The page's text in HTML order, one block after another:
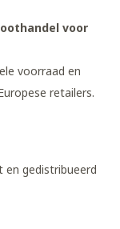
voor
voorraad en
retailers.
gedistribueerd